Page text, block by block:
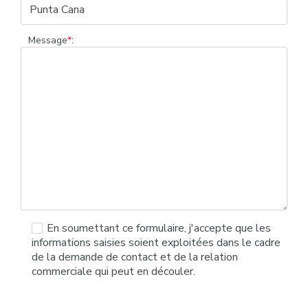
Message*:
En soumettant ce formulaire, j'accepte que les
informations saisies soient exploitées dans le cadre
de la demande de contact et de la relation
commerciale qui peut en découler.